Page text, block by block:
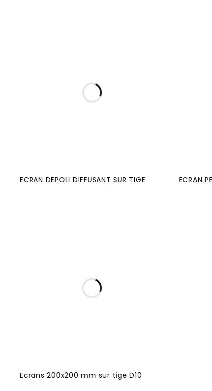
ECRAN DEPOLI DIFFUSANT SUR TIGE ECRAN
Ecrans 200x200 mm sur tige D10